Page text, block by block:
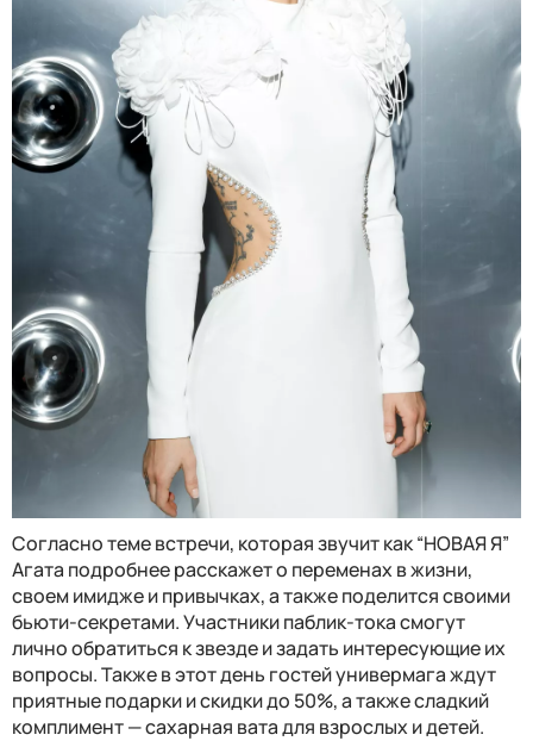
Согласно теме встречи, которая звучит как “НОВАЯ Я”
Агата подробнее расскажет о переменах в жизни,
своем имидже и привычках, а также поделится своими
бьюти-секретами. Участники паблик-тока смогут
лично обратиться к звезде и задать интересующие их
вопросы. Также в этот день гостей универмага ждут
приятные подарки и скидки до 50%, а также сладкий
комплимент—сахарная вата для взрослых и детей.